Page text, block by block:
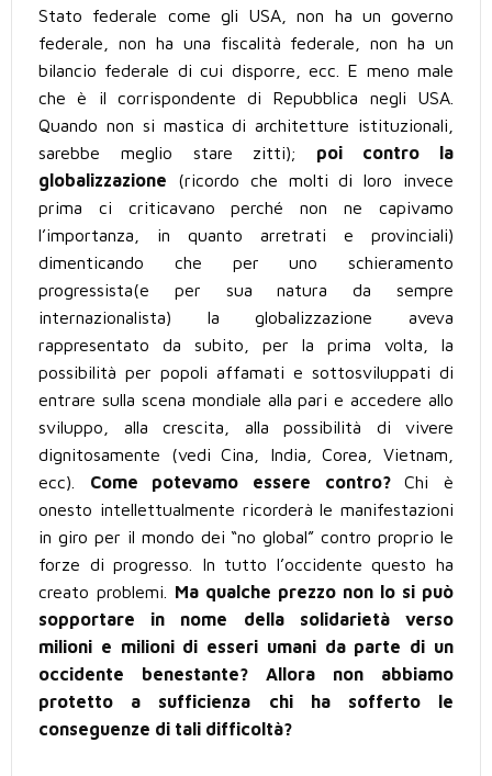
Stato federale come gli USA, non ha un governo
federale, non ha una fiscalità federale, non ha un
bilancio federale di cui disporre, ecc. E meno male
che è il corrispondente di Repubblica negli USA.
Quando non si mastica di architetture istituzionali,
sarebbe meglio stare zitti); poi contro la
globalizzazione (ricordo che molti di loro invece
prima ci criticavano perché non ne capivamo
l’importanza, in quanto arretrati e provinciali)
dimenticando che per uno schieramento
progressista(e per sua natura da sempre
internazionalista) la globalizzazione aveva
rappresentato da subito, per la prima volta, la
possibilità per popoli affamati e sottosviluppati di
entrare sulla scena mondiale alla pari e accedere allo
sviluppo, alla crescita, alla possibilità di vivere
dignitosamente (vedi Cina, India, Corea, Vietnam,
ecc). Come potevamo essere contro?Chi è
onesto intellettualmente ricorderà le manifestazioni
in giro per il mondo dei “no global” contro proprio le
forze di progresso. In tutto l’occidente questo ha
creato problemi. Ma qualche prezzo non lo si può
sopportare in nome della solidarietà verso
milioni e milioni di esseri umani da parte di un
occidente benestante? Allora non abbiamo
protetto a sufficienza chi ha sofferto le
conseguenze di tali difficoltà?